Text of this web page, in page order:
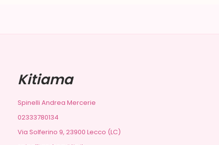
Kitiama
Spinelli Andrea Mercerie
02333780134
Via Solferino 9, 23900 Lecco (LC)